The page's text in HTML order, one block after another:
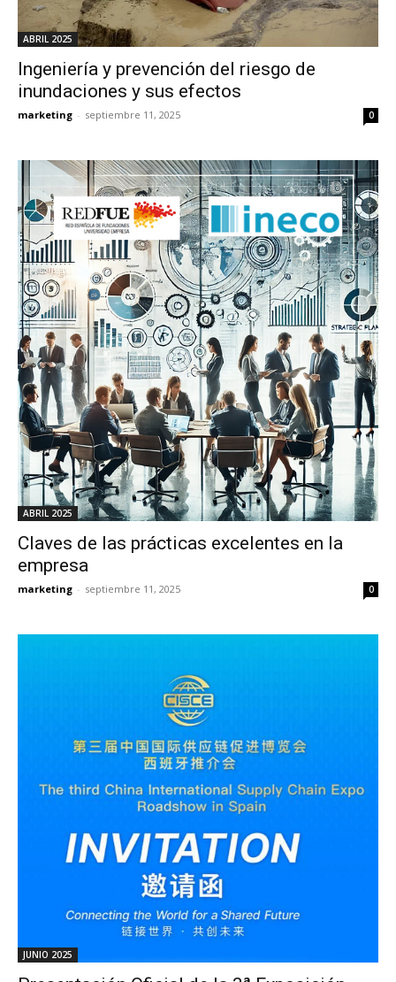
ABRIL 2025
Ingeniería y prevención del riesgo de
inundaciones y sus efectos
marketing - septiembre 11, 2025 0
ABRIL 2025
Claves de las prácticas excelentes en la
empresa
marketing - septiembre 11, 2025 0
JUNIO 2025